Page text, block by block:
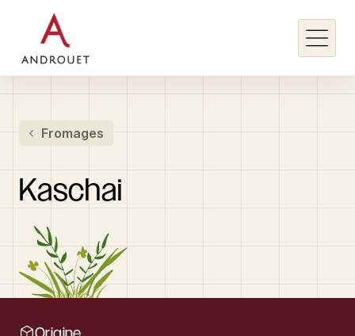
Rechercher un mot clé
Fromages
Kaschai